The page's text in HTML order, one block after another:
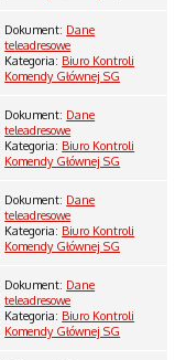
Dokument: Dane
teleadresowe
Kategoria: Biuro Kontroli
Komendy Głównej SG
Dokument: Dane
teleadresowe
Kategoria: Biuro Kontroli
Komendy Głównej SG
Dokument: Dane
teleadresowe
Kategoria: Biuro Kontroli
Komendy Głównej SG
Dokument: Dane
teleadresowe
Kategoria: Biuro Kontroli
Komendy Głównej SG